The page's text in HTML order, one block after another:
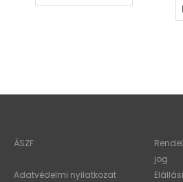
ÁSZF
jog
Adatvédelmi nyilatkozat